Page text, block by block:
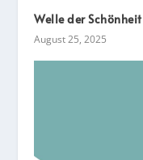
Welle der Schönheit
August 25, 2025